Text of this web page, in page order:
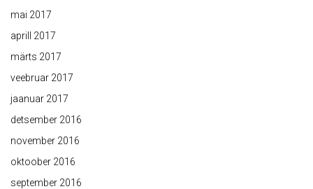
mai 2017
aprill 2017
märts 2017
veebruar 2017
jaanuar 2017
detsember 2016
november 2016
oktoober 2016
september 2016